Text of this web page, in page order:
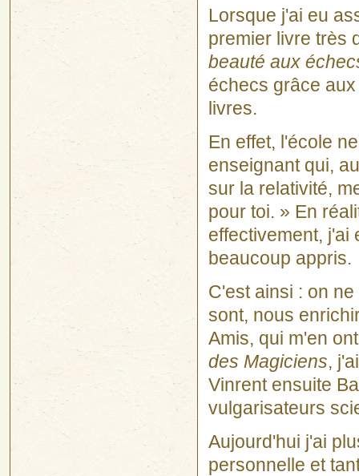
Lorsque j'ai eu
premier livre très
beauté aux
échecs grâce
livres.
En effet, l'école
enseignant qui,
sur la relativité,
pour toi. » En
effectivement, j'ai
beaucoup appris.
C'est ainsi : on
sont, nous
Amis, qui m'en
des Magiciens,
Vinrent ensuite
vulgarisateurs
Aujourd'hui j'ai
personnelle et